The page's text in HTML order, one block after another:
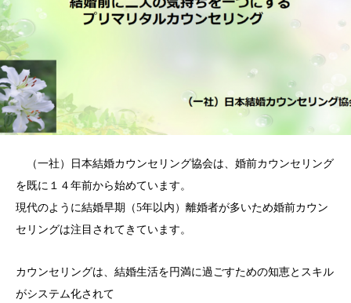
（一社）日本結婚カウンセリング協会は、婚前カウンセリング
を既に１４年前から始めています。
現代のように結婚早期（5年以内）離婚者が多いため婚前カウン
セリングは注目されてきています。
カウンセリングは、結婚生活を円満に過ごすための知恵とスキル
がシステム化されて